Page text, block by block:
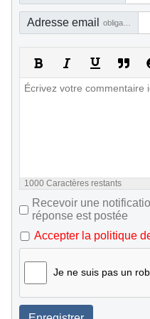
Adresse email
1000 Caractères restants
Recevoir une
réponse est postée
Accepter la politique
Je ne suis pas un